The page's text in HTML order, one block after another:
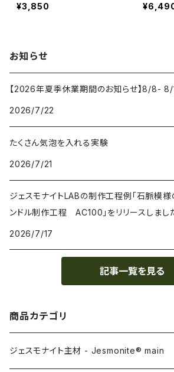
¥3,850
お知らせ
【2026年夏季休業期間のお知らせ】8/8- 8/
2026/7/22
たくさん気泡を入れる実験
2026/7/21
ジェスモナイトLABの制作工程例「石脈模様
ンドル制作工程 AC100」をリリースしまし
2026/7/17
記事一覧を見る
商品カテゴリ
ジェスモナイト主材 - Jesmonite® main